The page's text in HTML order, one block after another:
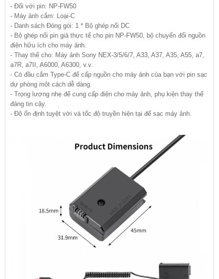
- Đối với pin: NP-FW50
- Máy ảnh cắm: Loại-C
- Danh sách Đóng gói: 1 * Bộ ghép nối DC
- Bộ ghép nối pin giả thực tế cho pin NP-FW50, bộ chuyển đổi nguồn
điện hữu ích cho máy ảnh.
- Thay thế cho: Máy ảnh Sony NEX-3/5/6/7, A33, A37, A35, A55, a7,
a7R, a7II, A6000, A6300, v.v.
- Có đầu cắm Type-C để cấp nguồn cho máy ảnh của bạn với pin sạc
dự phòng một cách dễ dàng.
- Trọng lượng nhẹ để cung cấp điện cho máy ảnh, phụ kiện thay thế
đáng tin cậy.
- Độ ổn định tuyệt vời và tốc độ truyền hiện tại để sạc máy ảnh.